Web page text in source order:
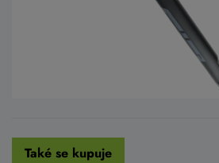
Také se kupuje